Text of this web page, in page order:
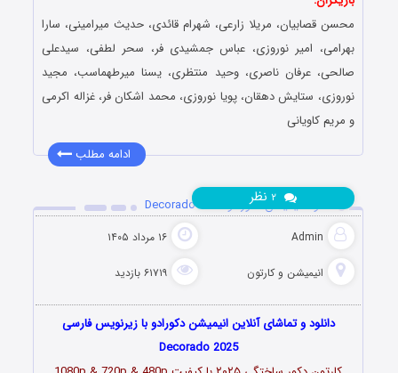
محسن قصابیان، مریلا زارعی، شهرام قائدی، حدیث میرامینی، سارا
بهرامی، امیر نوروزی، عباس جمشیدی فر، سحر لطفی، سیدعلی
صالحی، عرفان ناصری، وحید منتظری، یسنا میرطهماسب، مجید
نوروزی، ستایش دهقان، پویا نوروزی، محمد اشکان فر، غزاله اکرمی
و مریم کاویانی
ادامه مطلب
دانلود انیمیشن دکورادو Decorado 2025
Admin ۱۶ مرداد ۱۴۰۵
انیمیشن و کارتون ۶۱۷۱۹ بازدید
۲ نظر
دانلود و تماشای آنلاین انیمیشن دکورادو با زیرنویس فارسی
Decorado 2025